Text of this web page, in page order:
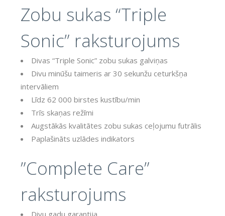
Zobu sukas “Triple
Sonic” raksturojums
Divas “Triple Sonic” zobu sukas galviņas
Divu minūšu taimeris ar 30 sekunžu ceturkšņa
intervāliem
Līdz 62 000 birstes kustību/min
Trīs skaņas režīmi
Augstākās kvalitātes zobu sukas ceļojumu futrālis
Paplašināts uzlādes indikators
”Complete Care”
raksturojums
Divu gadu garantija